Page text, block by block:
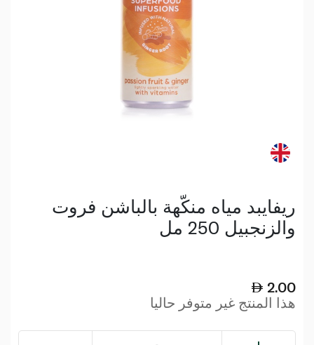
ريفايبد مياه منكّهة بالباشن فروت
والزنجبيل 250 مل
2.00
هذا المنتج غير متوفر حاليا